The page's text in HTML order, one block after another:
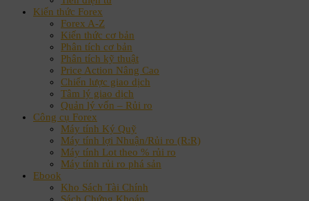
Kiến thức Forex
Forex A-Z
Kiến thức cơ bản
Phân tích cơ bản
Phân tích kỹ thuật
Price Action Nâng Cao
Chiến lược giao dịch
Tâm lý giao dịch
Quản lý vốn – Rủi ro
Công cụ Forex
Máy tính Ký Quỹ
Máy tính lợi Nhuận/Rủi ro (R:R)
Máy tính Lot theo % rủi ro
Máy tính rủi ro phá sản
Ebook
Kho Sách Tài Chính